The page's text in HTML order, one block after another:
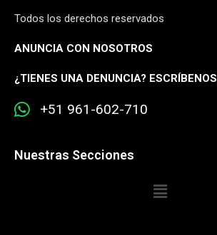
Todos los derechos reservados
ANUNCIA CON NOSOTROS
¿TIENES UNA DENUNCIA? ESCRÍBENOS
+51 961-602-710
Nuestras Secciones